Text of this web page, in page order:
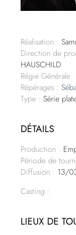
Réalisation :
Direction de
HAUSCHILD
Régie Générale :
Répérages :
Type : Série
DÉTAILS
Production :
Période de
Diffusion : 13/
Casting :
LIEUX DE